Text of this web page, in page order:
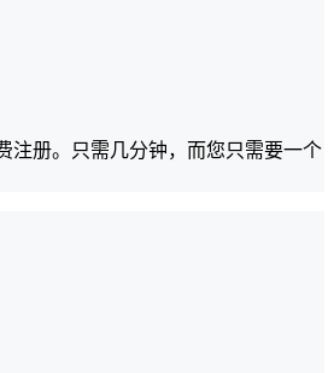
注册。只需几分钟，而您只需要一个